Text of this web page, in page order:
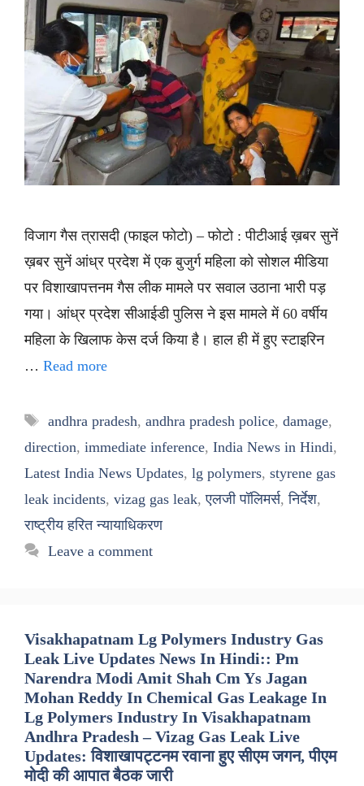
विजाग गैस त्रासदी (फाइल फोटो) – फोटो : पीटीआई ख़बर सुनें
ख़बर सुनें आंध्र प्रदेश में एक बुजुर्ग महिला को सोशल मीडिया
पर विशाखापत्तनम गैस लीक मामले पर सवाल उठाना भारी पड़
गया। आंध्र प्रदेश सीआईडी पुलिस ने इस मामले में 60 वर्षीय
महिला के खिलाफ केस दर्ज किया है। हाल ही में हुए स्टाइरिन
… Read more
Tags
andhra pradesh, andhra pradesh police, damage,
direction, immediate inference, India News in Hindi,
Latest India News Updates, lg polymers, styrene gas
leak incidents, vizag gas leak,एलजी पॉलिमर्स,निर्देश,
राष्ट्रीय हरित न्यायाधिकरण
Leave a comment
Visakhapatnam Lg Polymers Industry Gas
Leak Live Updates News In Hindi:: Pm
Narendra Modi Amit Shah Cm Ys Jagan
Mohan Reddy In Chemical Gas Leakage In
Lg Polymers Industry In Visakhapatnam
Andhra Pradesh – Vizag Gas Leak Live
Updates: विशाखापट्टनम रवाना हुए सीएम जगन, पीएम
मोदी की आपात बैठक जारी